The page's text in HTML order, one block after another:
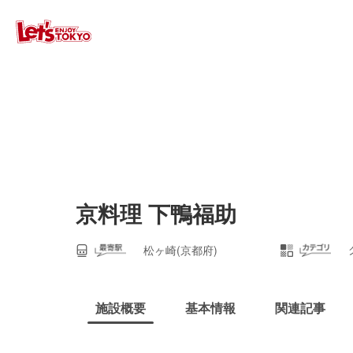
京料理 下鴨福助
松ヶ崎(京都府)
施設概要 基本情報 関連記事